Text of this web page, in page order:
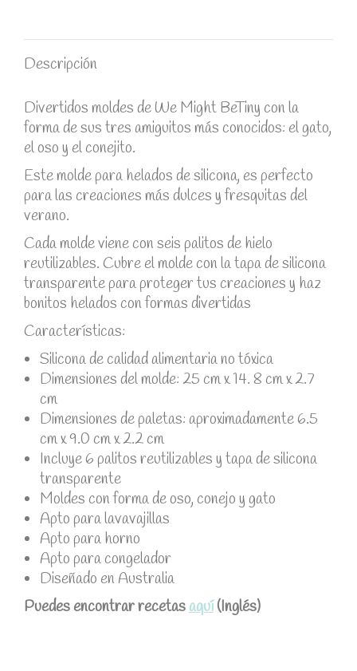
Descripción
Divertidos moldes de We Might BeTiny con la
forma de sus tres amiguitos más conocidos: el gato,
el oso y el conejito.
Este molde para helados de silicona, es perfecto
para las creaciones más dulces y fresquitas del
verano.
Cada molde viene con seis palitos de hielo
reutilizables. Cubre el molde con la tapa de silicona
transparente para proteger tus creaciones y haz
bonitos helados con formas divertidas
Características:
Silicona de calidad alimentaria no tóxica
Dimensiones del molde: 25 cm x 14. 8 cm x 2.7
cm
Dimensiones de paletas: aproximadamente 6.5
cm x 9.0 cm x 2.2 cm
Incluye 6 palitos reutilizables y tapa de silicona
transparente
Moldes con forma de oso, conejo y gato
Apto para lavavajillas
Apto para horno
Apto para congelador
Diseñado en Australia
Puedes encontrar recetasaquí(Inglés)